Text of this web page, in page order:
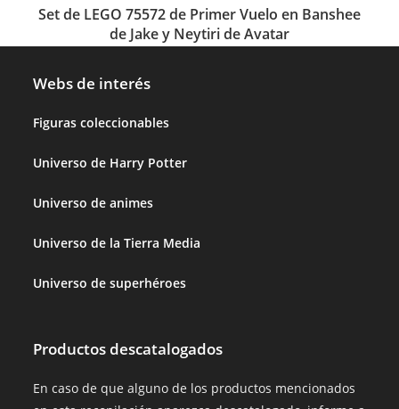
Set de LEGO 75572 de Primer Vuelo en Banshee
de Jake y Neytiri de Avatar
Webs de interés
Figuras coleccionables
Universo de Harry Potter
Universo de animes
Universo de la Tierra Media
Universo de superhéroes
Productos descatalogados
En caso de que alguno de los productos mencionados